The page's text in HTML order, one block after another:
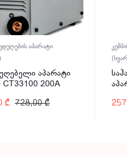
აპარატი
აპარატი
CT33100 200A
728,00₾
₾